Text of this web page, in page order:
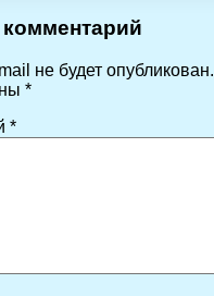
не будет опубликован.
*
*